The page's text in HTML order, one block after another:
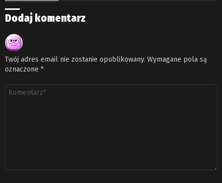
Dodaj komentarz
Twój adres email nie zostanie opublikowany. Wymagane pola są
oznaczone *